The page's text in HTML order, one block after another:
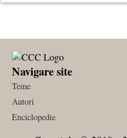
Share
Navigare site
Teme
Autori
Enciclopedie